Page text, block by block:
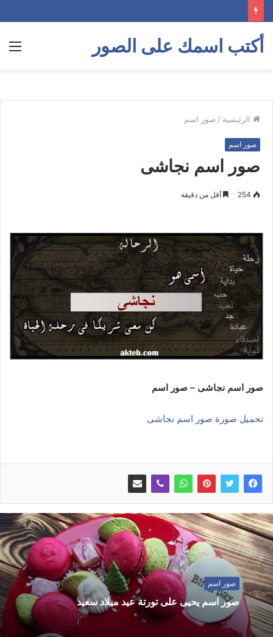
أكتب اسمك على الصور
الرئيسية / صور اسم
صور اسم
صور اسم نجاشى
254 أقل من دقيقة
صور اسم نجاشى – صور اسم
تحميل صورة صور اسم نجاشى
صور اسم
صور اسم يحيى على تورتة عيد ميلاد سعيد